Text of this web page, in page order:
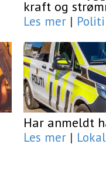
kraft og
Les mer |
Har anmeldt
Les mer | Lokal